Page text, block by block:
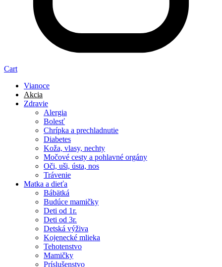
Cart
Vianoce
Akcia
Zdravie
Alergia
Bolesť
Chrípka a prechladnutie
Diabetes
Koža, vlasy, nechty
Močové cesty a pohlavné orgány
Oči, uši, ústa, nos
Trávenie
Matka a dieťa
Bábätká
Budúce mamičky
Deti od 1r.
Deti od 3r.
Detská výživa
Kojenecké mlieka
Tehotenstvo
Mamičky
Príslušenstvo